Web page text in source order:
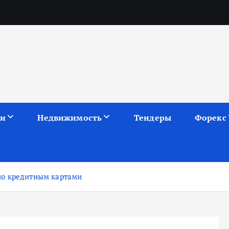
Недвижимость Тендеры Форекс
кредитным картами